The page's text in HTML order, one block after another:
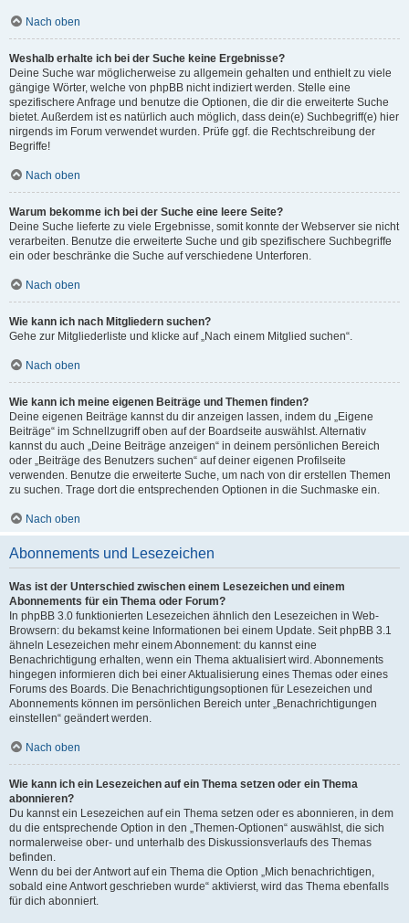
Nach oben
Weshalb erhalte ich bei der Suche keine Ergebnisse?
Deine Suche war möglicherweise zu allgemein gehalten und enthielt zu viele
gängige Wörter, welche von phpBB nicht indiziert werden. Stelle eine
spezifischere Anfrage und benutze die Optionen, die dir die erweiterte Suche
bietet. Außerdem ist es natürlich auch möglich, dass dein(e) Suchbegriff(e) hier
nirgends im Forum verwendet wurden. Prüfe ggf. die Rechtschreibung der
Begriffe!
Nach oben
Warum bekomme ich bei der Suche eine leere Seite?
Deine Suche lieferte zu viele Ergebnisse, somit konnte der Webserver sie nicht
verarbeiten. Benutze die erweiterte Suche und gib spezifischere Suchbegriffe
ein oder beschränke die Suche auf verschiedene Unterforen.
Nach oben
Wie kann ich nach Mitgliedern suchen?
Gehe zur Mitgliederliste und klicke auf „Nach einem Mitglied suchen“.
Nach oben
Wie kann ich meine eigenen Beiträge und Themen finden?
Deine eigenen Beiträge kannst du dir anzeigen lassen, indem du „Eigene
Beiträge“ im Schnellzugriff oben auf der Boardseite auswählst. Alternativ
kannst du auch „Deine Beiträge anzeigen“ in deinem persönlichen Bereich
oder „Beiträge des Benutzers suchen“ auf deiner eigenen Profilseite
verwenden. Benutze die erweiterte Suche, um nach von dir erstellen Themen
zu suchen. Trage dort die entsprechenden Optionen in die Suchmaske ein.
Nach oben
Abonnements und Lesezeichen
Was ist der Unterschied zwischen einem Lesezeichen und einem
Abonnements für ein Thema oder Forum?
In phpBB 3.0 funktionierten Lesezeichen ähnlich den Lesezeichen in Web-
Browsern: du bekamst keine Informationen bei einem Update. Seit phpBB 3.1
ähneln Lesezeichen mehr einem Abonnement: du kannst eine
Benachrichtigung erhalten, wenn ein Thema aktualisiert wird. Abonnements
hingegen informieren dich bei einer Aktualisierung eines Themas oder eines
Forums des Boards. Die Benachrichtigungsoptionen für Lesezeichen und
Abonnements können im persönlichen Bereich unter „Benachrichtigungen
einstellen“ geändert werden.
Nach oben
Wie kann ich ein Lesezeichen auf ein Thema setzen oder ein Thema
abonnieren?
Du kannst ein Lesezeichen auf ein Thema setzen oder es abonnieren, in dem
du die entsprechende Option in den „Themen-Optionen“ auswählst, die sich
normalerweise ober- und unterhalb des Diskussionsverlaufs des Themas
befinden.
Wenn du bei der Antwort auf ein Thema die Option „Mich benachrichtigen,
sobald eine Antwort geschrieben wurde“ aktivierst, wird das Thema ebenfalls
für dich abonniert.